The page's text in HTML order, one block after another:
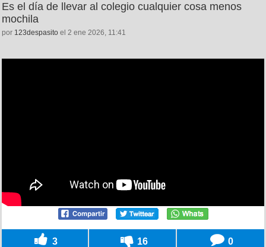
Es el día de llevar al colegio cualquier cosa menos
mochila
por 123despasito el 2 ene 2026, 11:41
3 16 0